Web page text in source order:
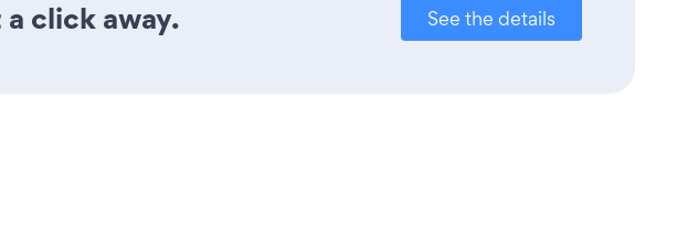
click away. See the details